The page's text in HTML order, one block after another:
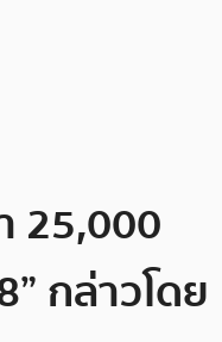
25,000
กล่าวโดย